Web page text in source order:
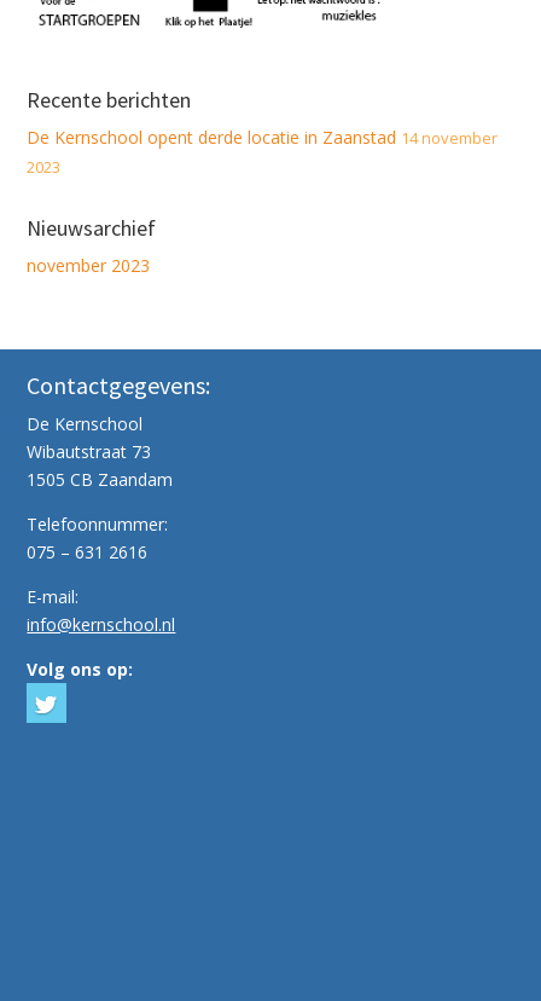
Recente berichten
De Kernschool opent derde locatie in Zaanstad 14 november
2023
Nieuwsarchief
november 2023
Contactgegevens:
De Kernschool
Wibautstraat 73
1505 CB Zaandam
Telefoonnummer:
075 – 631 2616
E-mail:
info@kernschool.nl
Volg ons op: